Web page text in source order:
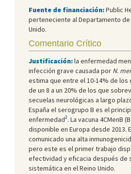
Fuente de financiación:Public
perteneciente al Departamento de
Unido.
Comentario Crítico
Justificación:la enfermedad
infección grave causada por N.
estima que entre el 10-14% de los
de un 8 a un 20% de los que
secuelas neurológicas a largo
España el serogrupo B es el
enfermedad2. La vacuna 4CMenB
disponible en Europa desde 2013.
comunicado una alta
pero este es el primer trabajo
efectividad y eficacia después de
sistemática en el Reino Unido.